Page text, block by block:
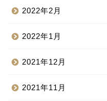
2022年2月
2022年1月
2021年12月
2021年11月